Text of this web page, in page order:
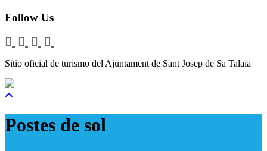
Follow Us
Sitio oficial de turismo del Ajuntament de Sant Josep de Sa Talaia
Postes de sol